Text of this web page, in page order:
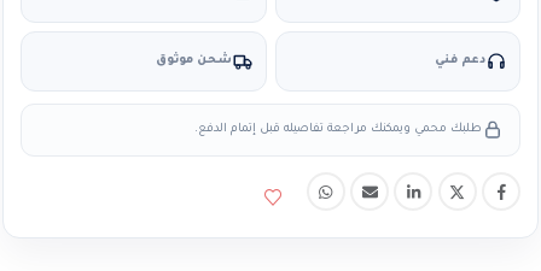
دعم فني شحن موثوق
طلبك محمي ويمكنك مراجعة تفاصيله قبل إتمام الدفع.